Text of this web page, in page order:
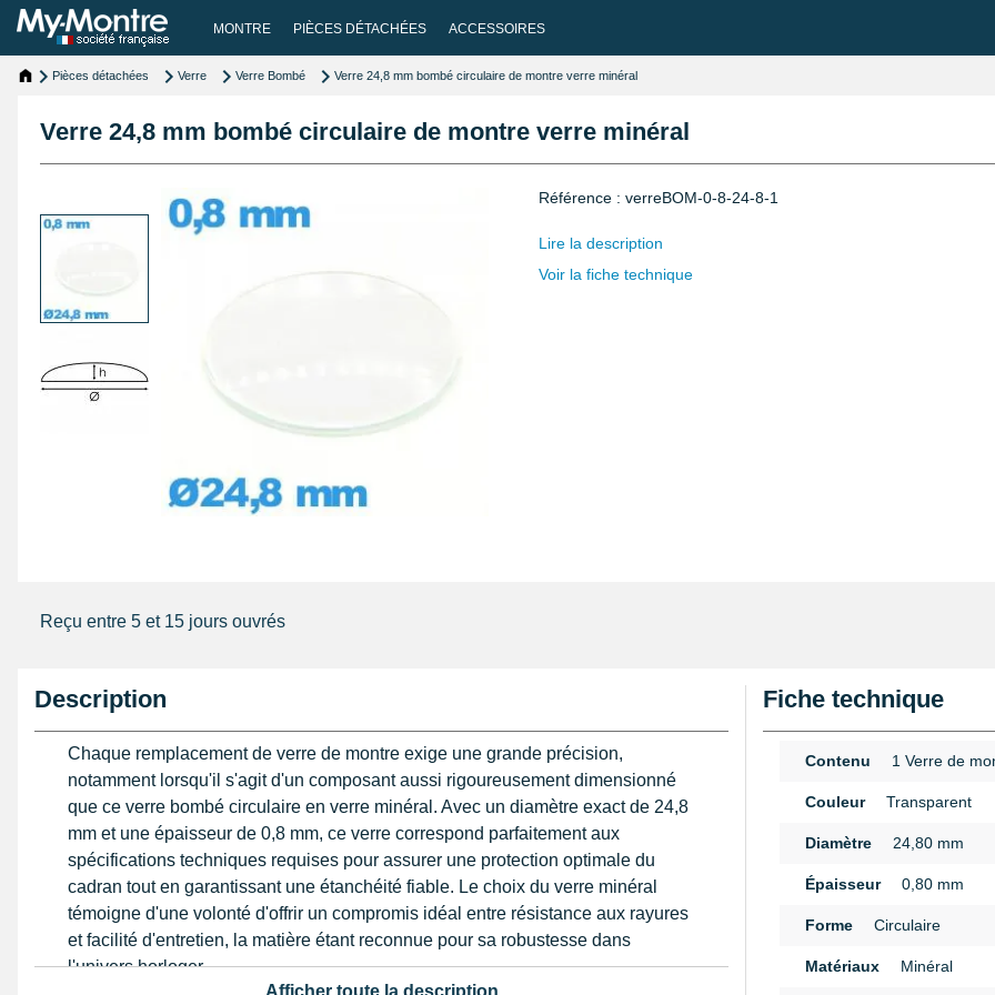
MONTRE PIÈCES DÉTACHÉES ACCESSOIRES
Pièces détachées Verre Verre Bombé Verre 24,8 mm bombé circulaire de montre verre minéral
Verre 24,8 mm bombé circulaire de montre verre minéral
Référence : verreBOM-0-8-24-8-1
Lire la description
Voir la fiche technique
Reçu entre 5 et 15 jours ouvrés
Description
Chaque remplacement de verre de montre exige une grande précision,
notamment lorsqu'il s'agit d'un composant aussi rigoureusement dimensionné
que ce verre bombé circulaire en verre minéral. Avec un diamètre exact de 24,8
mm et une épaisseur de 0,8 mm, ce verre correspond parfaitement aux
spécifications techniques requises pour assurer une protection optimale du
cadran tout en garantissant une étanchéité fiable. Le choix du verre minéral
témoigne d'une volonté d'offrir un compromis idéal entre résistance aux rayures
et facilité d'entretien, la matière étant reconnue pour sa robustesse dans
l'univers horloger.
Afficher toute la description
Fiche technique
Contenu 1 Verre de
Couleur Transparent
Diamètre 24,80 mm
Épaisseur 0,80 mm
Forme Circulaire
Matériaux Minéral